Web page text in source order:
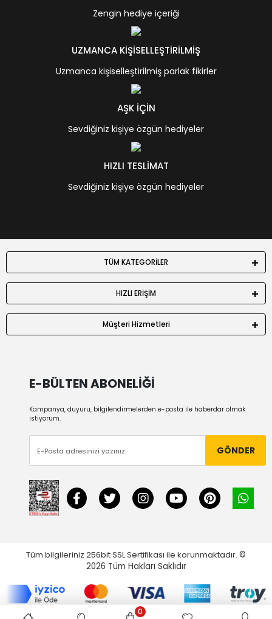
Zengin hediye içeriği
UZMANCA KİŞİSELLEŞTİRİLMİŞ
Uzmanca kişiselleştirilmiş parlak fikirler
AŞK İÇİN
Sevdiğiniz kişiye özgün hediyeler
HIZLI TESLİMAT
Sevdiğiniz kişiye özgün hediyeler
TÜM KATEGORİLER
HIZLI ERİŞİM
Müşteri Hizmetleri
E-BÜLTEN ABONELİĞİ
Kampanya, duyuru, bilgilendirmelerden e-posta ile haberdar olmak
istiyorum.
GÖNDER
Tüm bilgileriniz 256bit SSL Sertifikası ile korunmaktadır. ©
2026 Tüm Hakları Saklıdır
0